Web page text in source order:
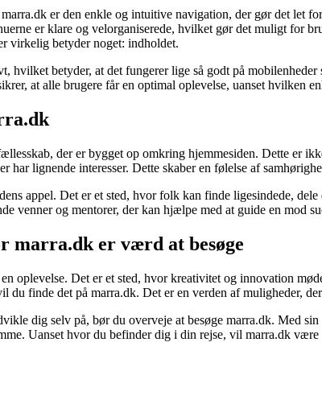
er den enkle og intuitive navigation, der gør det let
er klare og velorganiserede, hvilket gør det muligt for
virkelig betyder noget: indholdet.
hvilket betyder, at det fungerer lige så godt på
at alle brugere får en optimal oplevelse, uanset hvilken
der er bygget op omkring hjemmesiden. Dette er
har lignende interesser. Dette skaber en følelse af
appel. Det er et sted, hvor folk kan finde ligesindede,
venner og mentorer, der kan hjælpe med at guide en mod
marra.dk er værd at besøge
oplevelse. Det er et sted, hvor kreativitet og innovation
finde det på marra.dk. Det er en verden af muligheder,
dig selv på, bør du overveje at besøge marra.dk. Med
Uanset hvor du befinder dig i din rejse, vil marra.dk